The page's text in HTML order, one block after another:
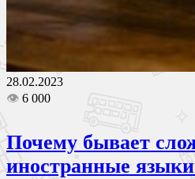
28.02.2023
👁 6 000
Почему бывает
иностранные